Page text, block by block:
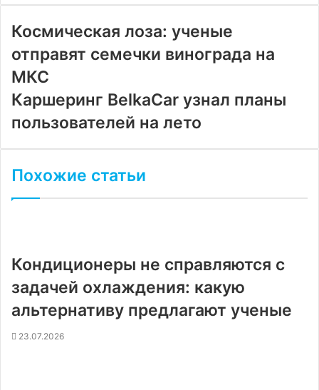
электронную
Космическая лоза: ученые
отправят семечки винограда на
МКС
Каршеринг BelkaCar узнал планы
пользователей на лето
Похожие статьи
Кондиционеры не справляются с
задачей охлаждения: какую
альтернативу предлагают ученые
23.07.2026